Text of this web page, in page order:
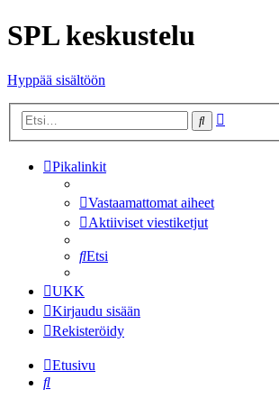
SPL keskustelu
Hyppää sisältöön
Etsi
Pikalinkit
Vastaamattomat aiheet
Aktiiviset viestiketjut
Etsi
UKK
Kirjaudu sisään
Rekisteröidy
Etusivu
Etsi